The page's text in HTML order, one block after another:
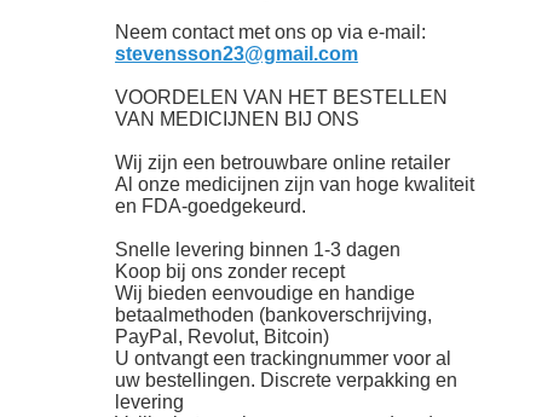
Neem contact met ons op via e-mail:
stevensson23@gmail.com
VOORDELEN VAN HET BESTELLEN
VAN MEDICIJNEN BIJ ONS
Wij zijn een betrouwbare online retailer
Al onze medicijnen zijn van hoge kwaliteit
en FDA-goedgekeurd.
Snelle levering binnen 1-3 dagen
Koop bij ons zonder recept
Wij bieden eenvoudige en handige
betaalmethoden (bankoverschrijving,
PayPal, Revolut, Bitcoin)
U ontvangt een trackingnummer voor al
uw bestellingen. Discrete verpakking en
levering